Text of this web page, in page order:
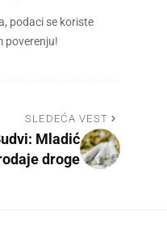
podaci se koriste
poverenju!
SLEDEĆA VEST
Mladić
droge